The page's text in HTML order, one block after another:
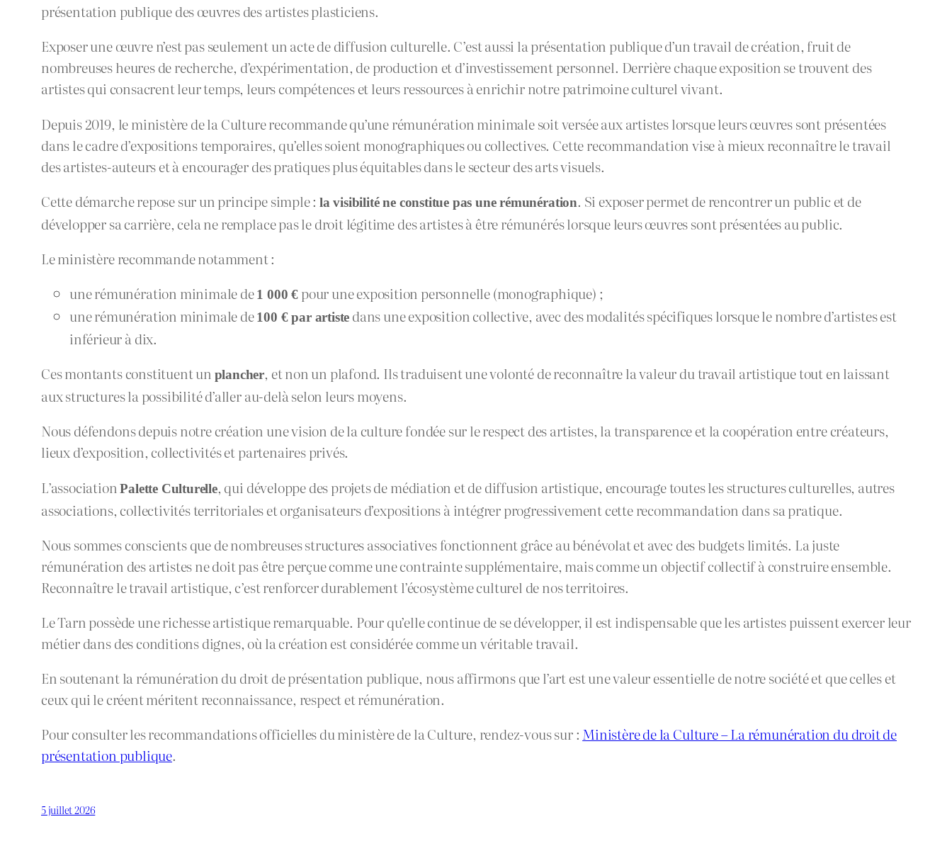
présentation publique des œuvres des artistes plasticiens.
Exposer une œuvre n’est pas seulement un acte de diffusion culturelle. C’est aussi la présentation publique d’un travail de création, fruit de
nombreuses heures de recherche, d’expérimentation, de production et d’investissement personnel. Derrière chaque exposition se trouvent des
artistes qui consacrent leur temps, leurs compétences et leurs ressources à enrichir notre patrimoine culturel vivant.
Depuis 2019, le ministère de la Culture recommande qu’une rémunération minimale soit versée aux artistes lorsque leurs œuvres sont présentées
dans le cadre d’expositions temporaires, qu’elles soient monographiques ou collectives. Cette recommandation vise à mieux reconnaître le travail
des artistes-auteurs et à encourager des pratiques plus équitables dans le secteur des arts visuels.
Cette démarche repose sur un principe simple : la visibilité ne constitue pas une rémunération. Si exposer permet de rencontrer un public et de
développer sa carrière, cela ne remplace pas le droit légitime des artistes à être rémunérés lorsque leurs œuvres sont présentées au public.
Le ministère recommande notamment :
une rémunération minimale de1 000 € pour une exposition personnelle (monographique) ;
une rémunération minimale de100 € par artiste dans une exposition collective, avec des modalités spécifiques lorsque le nombre d’artistes est
inférieur à dix.
Ces montants constituent un plancher, et non un plafond. Ils traduisent une volonté de reconnaître la valeur du travail artistique tout en laissant
aux structures la possibilité d’aller au-delà selon leurs moyens.
Nous défendons depuis notre création une vision de la culture fondée sur le respect des artistes, la transparence et la coopération entre créateurs,
lieux d’exposition, collectivités et partenaires privés.
L’associationPalette Culturelle, qui développe des projets de médiation et de diffusion artistique, encourage toutes les structures culturelles, autres
associations, collectivités territoriales et organisateurs d’expositions à intégrer progressivement cette recommandation dans sa pratique.
Nous sommes conscients que de nombreuses structures associatives fonctionnent grâce au bénévolat et avec des budgets limités. La juste
rémunération des artistes ne doit pas être perçue comme une contrainte supplémentaire, mais comme un objectif collectif à construire ensemble.
Reconnaître le travail artistique, c’est renforcer durablement l’écosystème culturel de nos territoires.
Le Tarn possède une richesse artistique remarquable. Pour qu’elle continue de se développer, il est indispensable que les artistes puissent exercer leur
métier dans des conditions dignes, où la création est considérée comme un véritable travail.
En soutenant la rémunération du droit de présentation publique, nous affirmons que l’art est une valeur essentielle de notre société et que celles et
ceux qui le créent méritent reconnaissance, respect et rémunération.
Pour consulter les recommandations officielles du ministère de la Culture, rendez-vous sur : Ministère de la Culture – La rémunération du droit de
présentation publique.
5 juillet 2026